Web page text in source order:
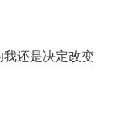
还是决定改变